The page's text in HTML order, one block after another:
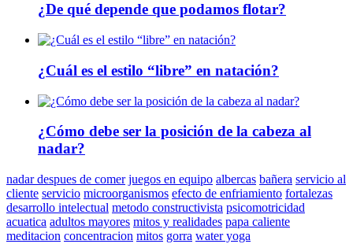
¿De qué depende que podamos flotar?
¿Cuál es el estilo “libre” en natación?
¿Cómo debe ser la posición de la cabeza al
nadar?
nadar despues de comer juegos en equipo albercas bañera servicio al
cliente servicio microorganismos efecto de enfriamiento fortalezas
desarrollo intelectual metodo constructivista psicomotricidad
acuatica adultos mayores mitos y realidades papa caliente
meditacion concentracion mitos gorra water yoga